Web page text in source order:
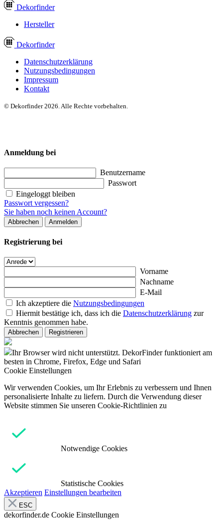
Dekorfinder
Hersteller
Dekorfinder
Datenschutzerklärung
Nutzungsbedingungen
Impressum
Kontakt
© Dekorfinder 2026. Alle Rechte vorbehalten.
Anmeldung bei
Benutzername
Passwort
Eingeloggt bleiben
Passwort vergessen?
Sie haben noch keinen Account?
Abbrechen Anmelden
Registrierung bei
Vorname
Nachname
E-Mail
Ich akzeptiere die Nutzungsbedingungen
Hiermit bestätige ich, dass ich die Datenschutzerklärung zur
Kenntnis genommen habe.
Abbrechen Registrieren
Ihr Browser wird nicht unterstützt. DekorFinder funktioniert am
besten in Chrome, Firefox, Edge und Safari
Cookie Einstellungen
Wir verwenden Cookies, um Ihr Erlebnis zu verbessern und Ihnen
personalisierte Inhalte zu liefern. Durch die Verwendung dieser
Website stimmen Sie unseren Cookie-Richtlinien zu
Notwendige Cookies
Statistische Cookies
Akzeptieren Einstellungen bearbeiten
ESC
dekorfinder.de Cookie Einstellungen